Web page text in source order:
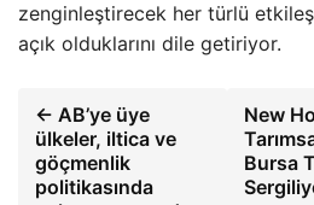
zenginleştirecek her türlü
açık olduklarını dile getiriyor.
← AB’ye üye
ülkeler, iltica ve
göçmenlik
politikasında
New
Bursa